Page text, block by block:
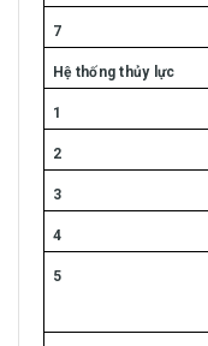
7
Hệ thống thủy lực
1
2
3
4
5